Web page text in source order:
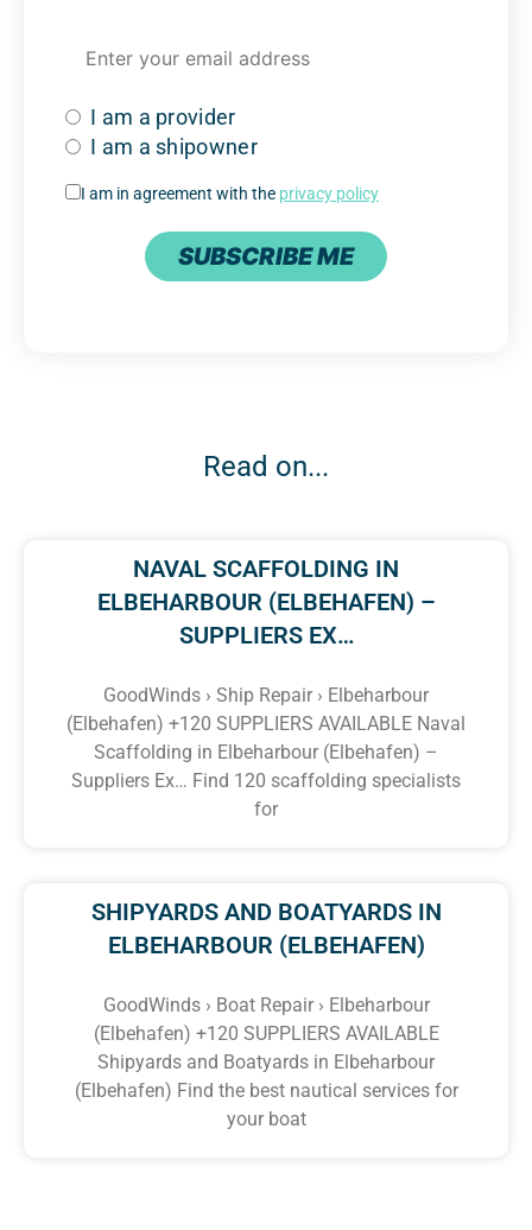
I am a provider
I am a shipowner
I am in agreement with the privacy policy
SUBSCRIBE ME
Read on...
NAVAL SCAFFOLDING IN
ELBEHARBOUR (ELBEHAFEN) –
SUPPLIERS EX…
GoodWinds › Ship Repair › Elbeharbour
(Elbehafen) +120 SUPPLIERS AVAILABLE Naval
Scaffolding in Elbeharbour (Elbehafen) –
Suppliers Ex… Find 120 scaffolding specialists
for
SHIPYARDS AND BOATYARDS IN
ELBEHARBOUR (ELBEHAFEN)
GoodWinds › Boat Repair › Elbeharbour
(Elbehafen) +120 SUPPLIERS AVAILABLE
Shipyards and Boatyards in Elbeharbour
(Elbehafen) Find the best nautical services for
your boat